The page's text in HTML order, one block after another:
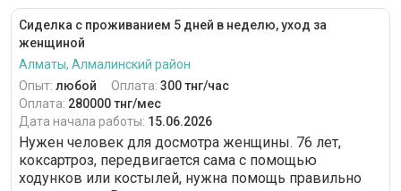
Сиделка с проживанием 5 дней в неделю, уход за
женщиной
Алматы, Алмалинский район
Опыт: любой Оплата: 300 тнг/час
Оплата: 280000 тнг/мес
Дата начала работы: 15.06.2026
Нужен человек для досмотра женщины. 76 лет,
коксартроз, передвигается сама с помощью
ходунков или костылей, нужна помощь правильно